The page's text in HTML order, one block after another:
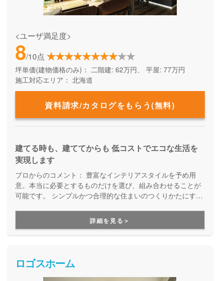
<ユーザ満足度>
8/10点
坪単価(建物価格のみ)： 二階建: 62万円、 平屋: 77万円
施工対応エリア： 北海道
資料請求/カタログをもらう(無料)
建てる時も、建ててからも 低コストでエコな生活を
実現します
プロからのコメント： 豊富なインテリアスタイルを予め用
意。本当に必要とするものだけを選び、組み合わせることが
可能です。 シンプルかつ合理的な住まいのつくりかたにする
詳細を見る＞
ロゴスホーム